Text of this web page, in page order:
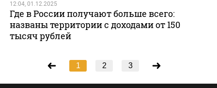
12:04, 01.12.2025
Где в России получают больше всего:
названы территории с доходами от 150
тысяч рублей
1 2 3